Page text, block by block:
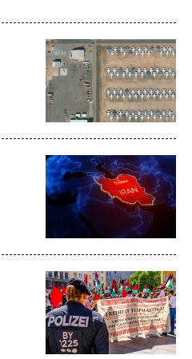
Image
principale
Image
principale
Image
principale